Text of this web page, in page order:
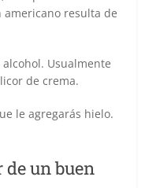
americano resulta de
Usualmente
de crema.
le agregarás hielo.
un buen